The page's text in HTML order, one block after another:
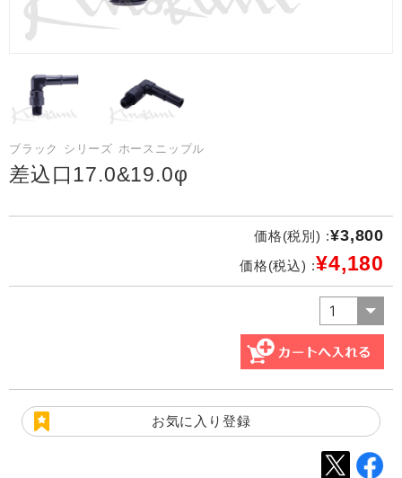
ブラック シリーズ ホースニップル
差込口17.0&19.0φ
価格(税別) :¥3,800
価格(税込) :¥4,180
お気に入り登録